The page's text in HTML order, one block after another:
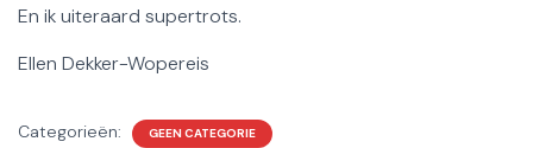
En ik uiteraard supertrots.
Ellen Dekker-Wopereis
Categorieën: GEEN CATEGORIE